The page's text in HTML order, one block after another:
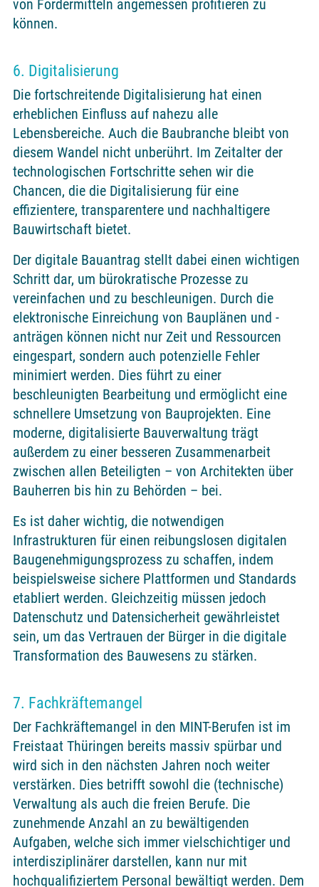
von Fördermitteln angemessen profitieren zu
können.
6. Digitalisierung
Die fortschreitende Digitalisierung hat einen
erheblichen Einfluss auf nahezu alle
Lebensbereiche. Auch die Baubranche bleibt von
diesem Wandel nicht unberührt. Im Zeitalter der
technologischen Fortschritte sehen wir die
Chancen, die die Digitalisierung für eine
effizientere, transparentere und nachhaltigere
Bauwirtschaft bietet.
Der digitale Bauantrag stellt dabei einen wichtigen
Schritt dar, um bürokratische Prozesse zu
vereinfachen und zu beschleunigen. Durch die
elektronische Einreichung von Bauplänen und -
anträgen können nicht nur Zeit und Ressourcen
eingespart, sondern auch potenzielle Fehler
minimiert werden. Dies führt zu einer
beschleunigten Bearbeitung und ermöglicht eine
schnellere Umsetzung von Bauprojekten. Eine
moderne, digitalisierte Bauverwaltung trägt
außerdem zu einer besseren Zusammenarbeit
zwischen allen Beteiligten – von Architekten über
Bauherren bis hin zu Behörden – bei.
Es ist daher wichtig, die notwendigen
Infrastrukturen für einen reibungslosen digitalen
Baugenehmigungsprozess zu schaffen, indem
beispielsweise sichere Plattformen und Standards
etabliert werden. Gleichzeitig müssen jedoch
Datenschutz und Datensicherheit gewährleistet
sein, um das Vertrauen der Bürger in die digitale
Transformation des Bauwesens zu stärken.
7. Fachkräftemangel
Der Fachkräftemangel in den MINT-Berufen ist im
Freistaat Thüringen bereits massiv spürbar und
wird sich in den nächsten Jahren noch weiter
verstärken. Dies betrifft sowohl die (technische)
Verwaltung als auch die freien Berufe. Die
zunehmende Anzahl an zu bewältigenden
Aufgaben, welche sich immer vielschichtiger und
interdisziplinärer darstellen, kann nur mit
hochqualifiziertem Personal bewältigt werden. Dem